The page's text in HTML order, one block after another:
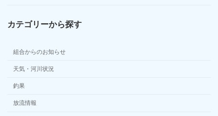
カテゴリーから探す
組合からのお知らせ
天気・河川状況
釣果
放流情報